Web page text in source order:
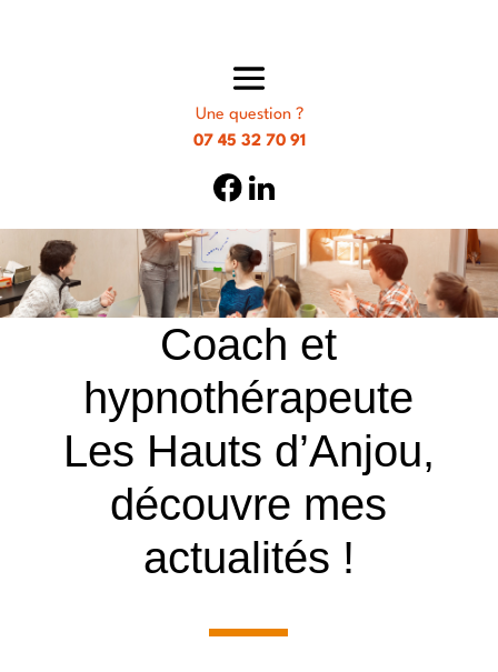
Une question ?
07 45 32 70 91
Coach et
hypnothérapeute
Les Hauts d’Anjou,
découvre mes
actualités !